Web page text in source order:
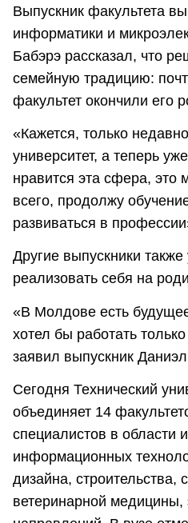
Выпускник факультета
информатики и
Бабэрэ рассказал, что
семейную традицию:
факультет окончили его
«Кажется, только
университет, а теперь
нравится эта сфера, это
всего, продолжу
развиваться в
Другие выпускники
реализовать себя на
«В Молдове есть
хотел бы работать
заявил выпускник
Сегодня Технический
объединяет 14
специалистов в области
информационных
дизайна, строительства,
ветеринарной медицины,